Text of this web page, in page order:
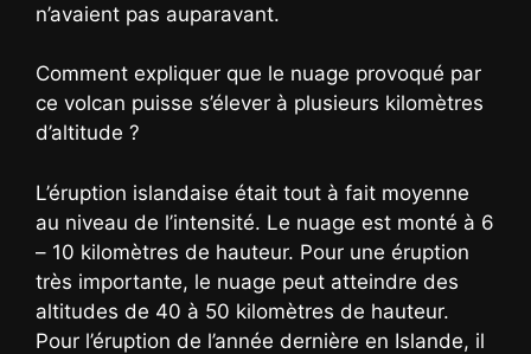
n’avaient pas auparavant.
Comment expliquer que le nuage provoqué par
ce volcan puisse s’élever à plusieurs kilomètres
d’altitude ?
L’éruption islandaise était tout à fait moyenne
au niveau de l’intensité. Le nuage est monté à 6
– 10 kilomètres de hauteur. Pour une éruption
très importante, le nuage peut atteindre des
altitudes de 40 à 50 kilomètres de hauteur.
Pour l’éruption de l’année dernière en Islande, il